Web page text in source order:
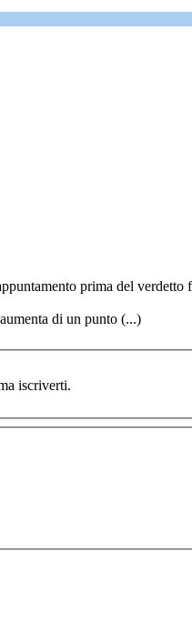
prima del
di un punto (...)
non sei registrato, devi prima iscriverti.